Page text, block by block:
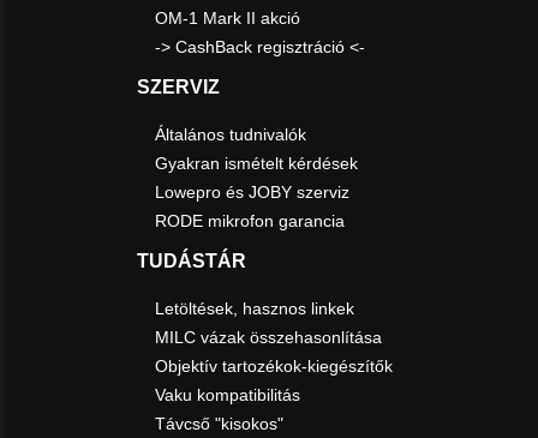
OM-1 Mark II akció
-> CashBack regisztráció <-
SZERVIZ
Általános tudnivalók
Gyakran ismételt kérdések
Lowepro és JOBY szerviz
RODE mikrofon garancia
TUDÁSTÁR
Letöltések, hasznos linkek
MILC vázak összehasonlítása
Objektív tartozékok-kiegészítők
Vaku kompatibilitás
Távcső "kisokos"